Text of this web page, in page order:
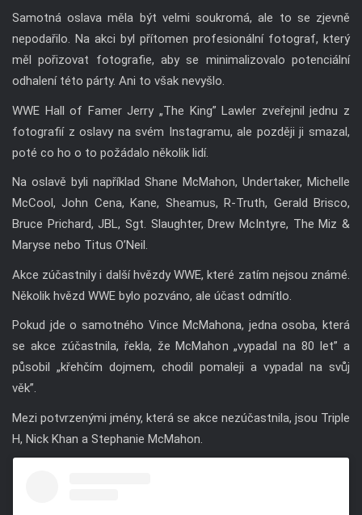
Samotná oslava měla být velmi soukromá, ale to se zjevně
nepodařilo. Na akci byl přítomen profesionální fotograf, který
měl pořizovat fotografie, aby se minimalizovalo potenciální
odhalení této párty. Ani to však nevyšlo.
WWE Hall of Famer Jerry „The King” Lawler zveřejnil jednu z
fotografií z oslavy na svém Instagramu, ale později ji smazal,
poté co ho o to požádalo několik lidí.
Na oslavě byli například Shane McMahon, Undertaker, Michelle
McCool, John Cena, Kane, Sheamus, R-Truth, Gerald Brisco,
Bruce Prichard, JBL, Sgt. Slaughter, Drew McIntyre, The Miz &
Maryse nebo Titus O’Neil.
Akce zúčastnily i další hvězdy WWE, které zatím nejsou známé.
Několik hvězd WWE bylo pozváno, ale účast odmítlo.
Pokud jde o samotného Vince McMahona, jedna osoba, která
se akce zúčastnila, řekla, že McMahon „vypadal na 80 let” a
působil „křehčím dojmem, chodil pomaleji a vypadal na svůj
věk”.
Mezi potvrzenými jmény, která se akce nezúčastnila, jsou Triple
H, Nick Khan a Stephanie McMahon.